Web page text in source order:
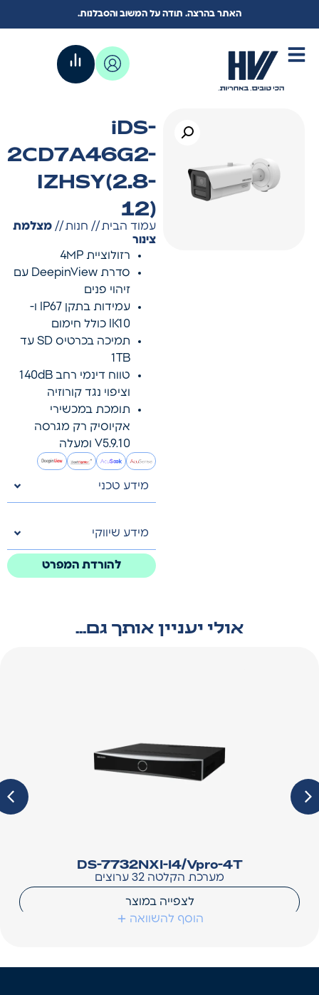
האתר בהרצה. תודה על המשוב והסבלנות.
iDS-
2CD7A46G2-
IZHSY(2.8-
12)
עמוד הבית// חנות//מצלמת
צינור
רזולוציית 4MP
סדרת DeepinView עם
זיהוי פנים
עמידות בתקן IP67 ו-
IK10 כולל חימום
תמיכה בכרטיס SD עד
1TB
טווח דינמי רחב 140dB
וציפוי נגד קורוזיה
תומכת במכשירי
אקיוסיק רק מגרסה
V5.9.10 ומעלה
מידע טכני
מידע שיווקי
להורדת המפרט
אולי יעניין אותך גם...
DS-7732NXI-I4/Vpro-4T
מערכת הקלטה 32 ערוצים
לצפייה במוצר
הוסף להשוואה